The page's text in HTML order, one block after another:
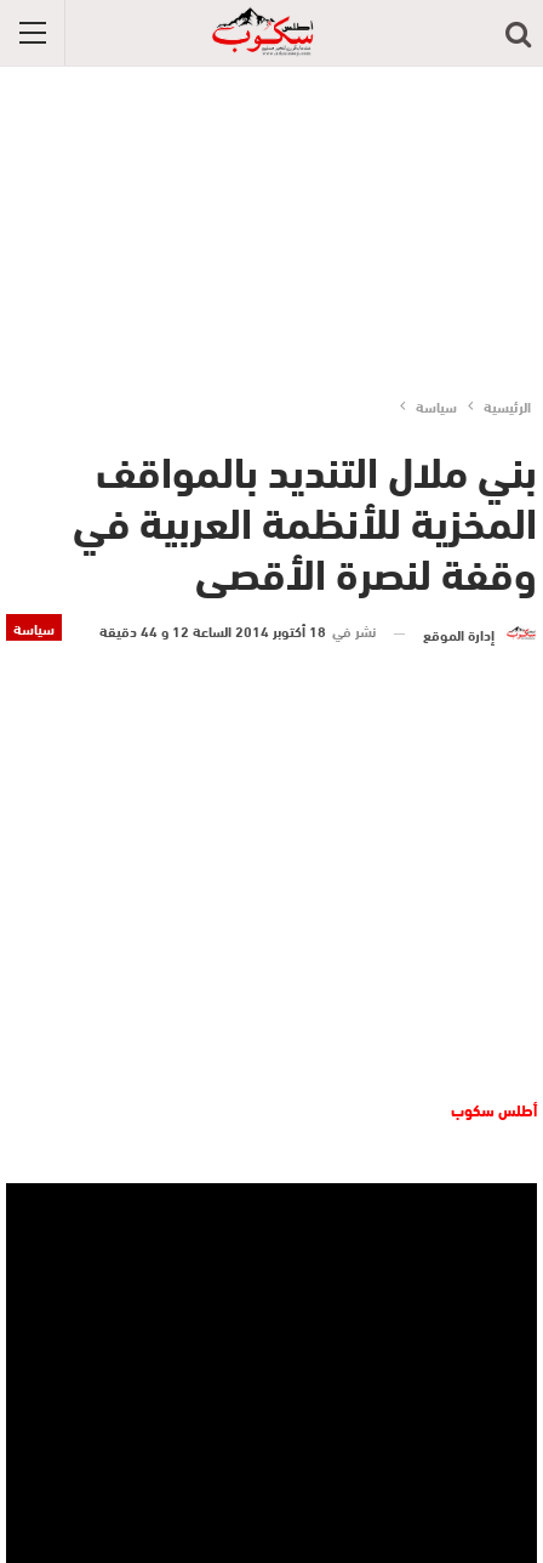
الرئيسية سياسة
بني ملال التنديد بالمواقف
المخزية للأنظمة العربية في
وقفة لنصرة الأقصى
سياسة إدارة الموقع نشر في 18 أكتوبر 2014 الساعة 12 و 44 دقيقة
أطلس سكوب